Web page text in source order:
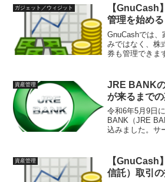
立買付という
買付するという
ガジェット／ウィジット
【GnuCash
管理を始める
GnuCashでは、
みではなく、株
券も管理できま
方法が変わる証
特定口座、
資産管理
JRE BANK
が来るまでの
令和6年5月9日
BANK（JRE
込みました。サ
日の5月10日に
らキ...
資産管理
【GnuCash
信託）取引